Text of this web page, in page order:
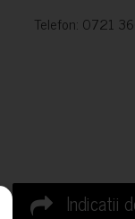
Telefon: 0721
Indicatii